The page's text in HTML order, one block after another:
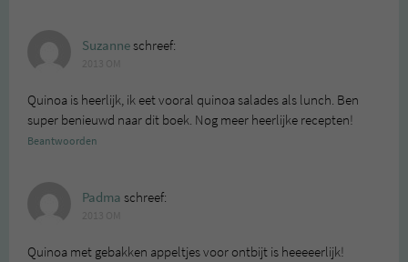
Suzanneschreef:
Quinoa is heerlijk, ik eet vooral quinoa salades als lunch. Ben
super benieuwd naar dit boek. Nog meer heerlijke recepten!
Beantwoorden
Padma schreef:
Quinoa met gebakken appeltjes voor ontbijt is heeeeerlijk!